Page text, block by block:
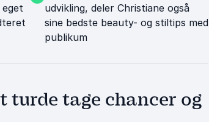
udvikling, deler Christiane også
sine bedste beauty- og stiltips med
publikum
turde tage chancer og